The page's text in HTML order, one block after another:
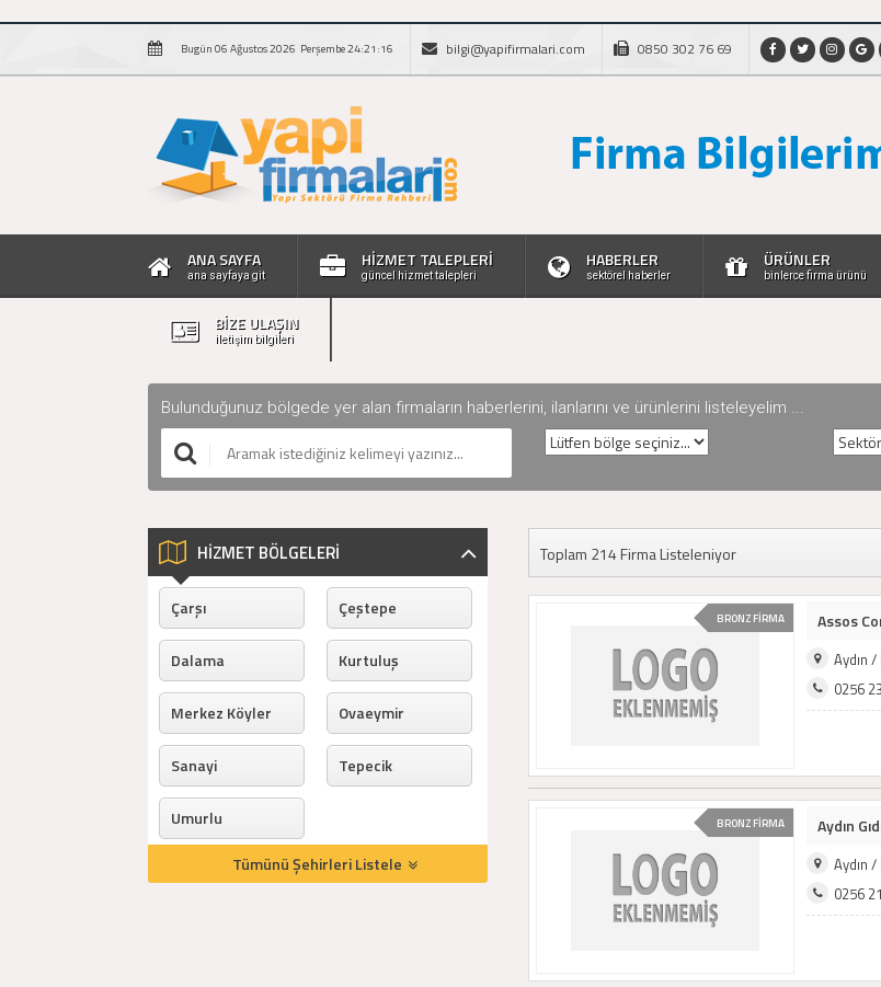
Bugün 06 Ağustos 2026 Perşembe 24:21:17 bilgi@yapifirmalari.com 0850 302 76 69
ANA SAYFA
ana sayfaya git
HİZMET TALEPLERİ
güncel hizmet talepleri
HABERLER
sektörel haberler
ÜRÜNLER
binlerce firma ürünü
BİZE ULAŞIN
iletişim bilgileri
Bulunduğunuz bölgede yer alan firmaların haberlerini, ilanlarını ve ürünlerini listeleyelim ...
HİZMET BÖLGELERİ
Çarşı Çeştepe
Dalama Kurtuluş
Merkez Köyler Ovaeymir
Sanayi Tepecik
Umurlu
Tümünü Şehirleri Listele
Toplam 214 Firma Listeleniyor
BRONZ FİRMA Assos
Aydın
0256
BRONZ FİRMA Aydın
Aydın
0256